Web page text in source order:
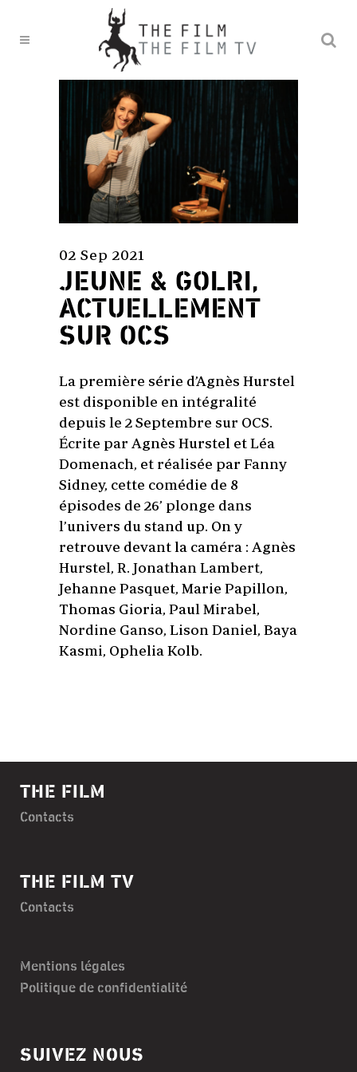
02 Sep 2021
JEUNE & GOLRI,
ACTUELLEMENT
SUR OCS
La première série d’Agnès Hurstel
est disponible en intégralité
depuis le 2 Septembre sur OCS.
Écrite par Agnès Hurstel et Léa
Domenach, et réalisée par Fanny
Sidney, cette comédie de 8
épisodes de 26’ plonge dans
l’univers du stand up. On y
retrouve devant la caméra : Agnès
Hurstel, R. Jonathan Lambert,
Jehanne Pasquet, Marie Papillon,
Thomas Gioria, Paul Mirabel,
Nordine Ganso, Lison Daniel, Baya
Kasmi, Ophelia Kolb.
THE FILM
Contacts
THE FILM TV
Contacts
Mentions légales
Politique de confidentialité
SUIVEZ NOUS